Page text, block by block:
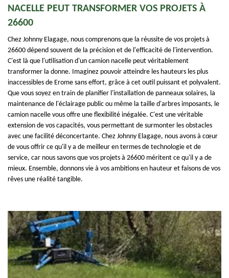
NACELLE PEUT TRANSFORMER VOS PROJETS À
26600
Chez Johnny Elagage, nous comprenons que la réussite de vos projets à
26600 dépend souvent de la précision et de l'efficacité de l'intervention.
C'est là que l'utilisation d'un camion nacelle peut véritablement
transformer la donne. Imaginez pouvoir atteindre les hauteurs les plus
inaccessibles de Erome sans effort, grâce à cet outil puissant et polyvalent.
Que vous soyez en train de planifier l'installation de panneaux solaires, la
maintenance de l'éclairage public ou même la taille d'arbres imposants, le
camion nacelle vous offre une flexibilité inégalée. C'est une véritable
extension de vos capacités, vous permettant de surmonter les obstacles
avec une facilité déconcertante. Chez Johnny Elagage, nous avons à cœur
de vous offrir ce qu'il y a de meilleur en termes de technologie et de
service, car nous savons que vos projets à 26600 méritent ce qu'il y a de
mieux. Ensemble, donnons vie à vos ambitions en hauteur et faisons de vos
rêves une réalité tangible.